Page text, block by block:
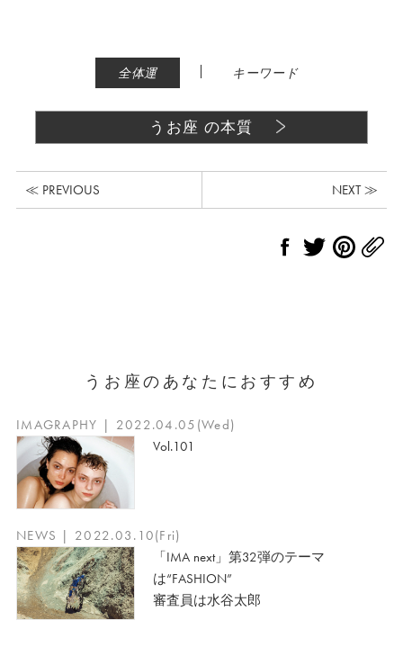
全体運 | キーワード
うお座 の本質
≪ PREVIOUS NEXT ≫
うお座のあなたにおすすめ
IMAGRAPHY | 2022.04.05(Wed)
Vol.101
NEWS | 2022.03.10(Fri)
「IMA next」第32弾のテーマ
は“FASHION”
審査員は水谷太郎